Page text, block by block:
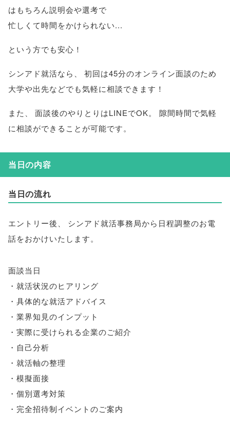
はもちろん説明会や選考で
忙しくて時間をかけられない...
という方でも安心！
シンアド就活なら
初回は45分のオンライン面談のため
大学や出先などでも気軽に相談できます！
また 面談後のやりとりはLINEでOK。
隙間時間で気軽
に相談ができることが可能です。
当日の内容
当日の流れ
エントリー後、
シンアド就活事務局から日程調整のお電
話をおかけいたします。
面談当日
・就活状況のヒアリング
・具体的な就活アドバイス
・業界知見のインプット
・実際に受けられる企業のご紹介
・自己分析
・就活軸の整理
・模擬面接
・個別選考対策
・完全招待制イベントのご案内